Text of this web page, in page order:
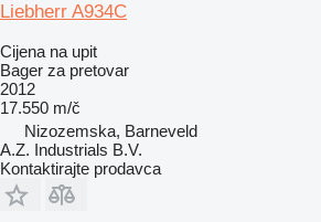
Liebherr A934C
Cijena na upit
Bager za pretovar
2012
17.550 m/č
Nizozemska, Barneveld
A.Z. Industrials B.V.
Kontaktirajte prodavca